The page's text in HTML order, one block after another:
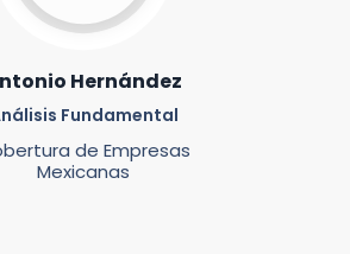
Hernández
Fundamental
de Empresas
Mexicanas